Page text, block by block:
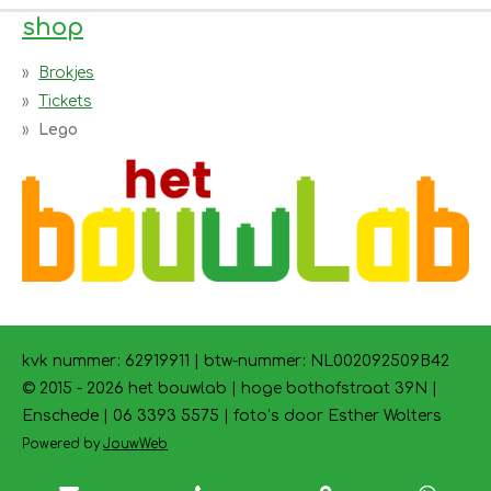
shop
Brokjes
Tickets
Lego
kvk nummer: 62919911 | btw-nummer: NL002092509B42
© 2015 - 2026 het bouwlab | hoge bothofstraat 39N |
Enschede | 06 3393 5575 | foto’s door Esther Wolters
Powered byJouwWeb